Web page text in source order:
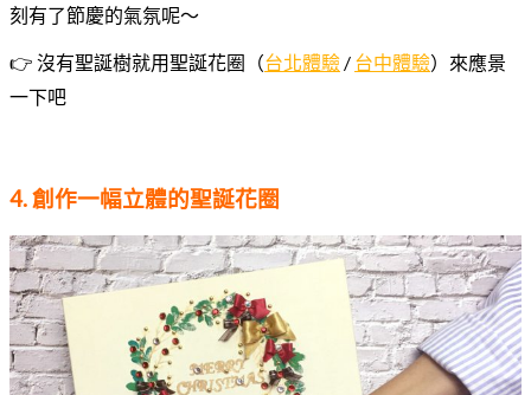
刻有了節慶的氣氛呢～
👉 沒有聖誕樹就用聖誕花圈（台北體驗 / 台中體驗）來應景
一下吧
4. 創作一幅立體的聖誕花圈